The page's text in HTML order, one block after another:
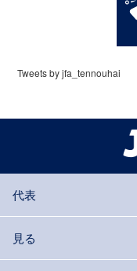
Tweets by jfa_tennouhai
代表
見る